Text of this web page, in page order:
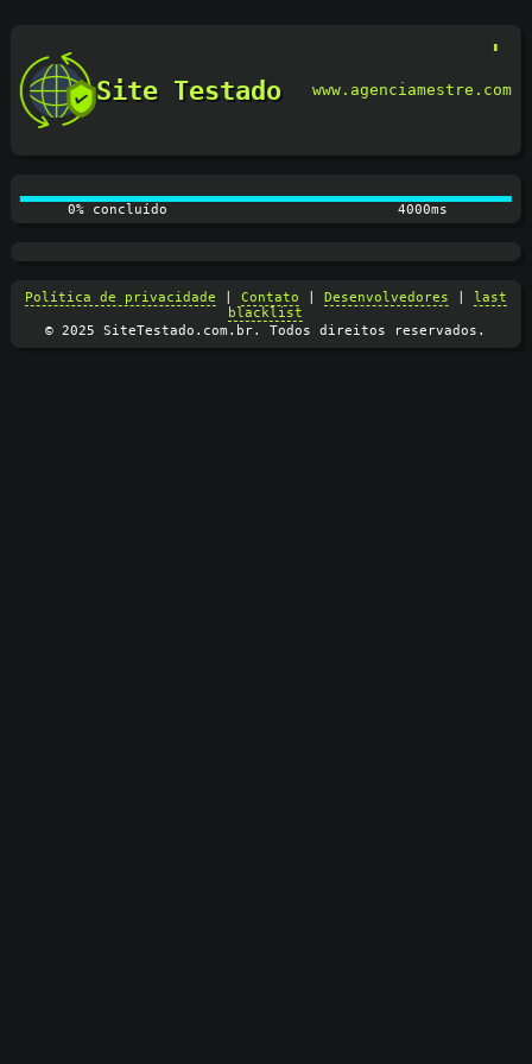
Site Testado www.agenciamestre.com
0% concluído 4100ms
Política de privacidade Contato Desenvolvedores
last
blacklist
© 2025 SiteTestado.com.br. Todos direitos reservados.